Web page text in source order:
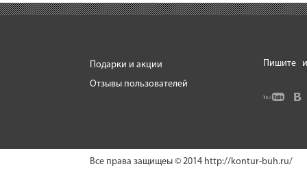
Подарки и акции
Отзывы пользователей
Пишите
Все права защищеы © 2014 http://kontur-buh.ru/